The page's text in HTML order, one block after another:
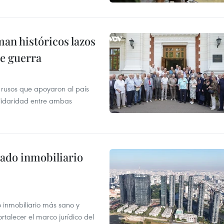
históricos lazos
guerra
que apoyaron al país
entre ambas
inmobiliario
más sano y
el marco jurídico del